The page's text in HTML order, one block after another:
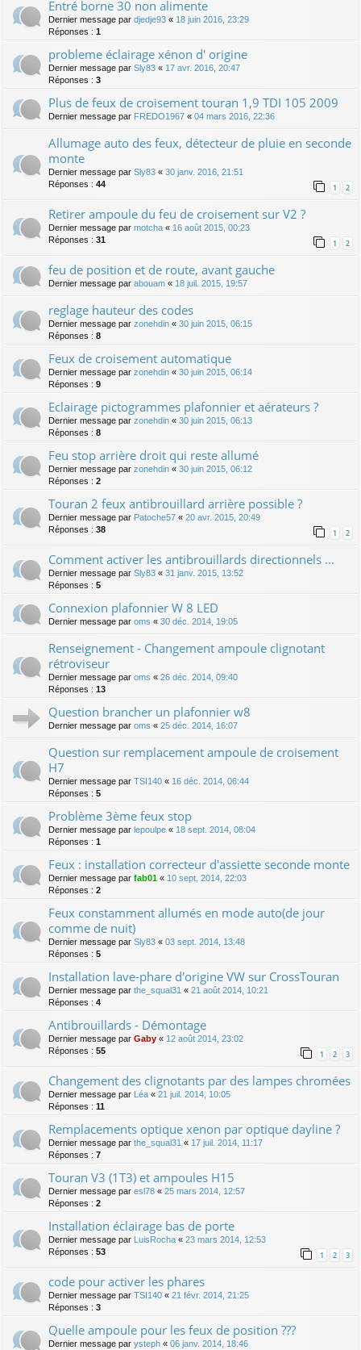
Entré borne 30 non alimente
Dernier message par djedje93 « 18 juin 2016, 23:29
Réponses : 1
probleme éclairage xénon d' origine
Dernier message par Sly83 « 17 avr. 2016, 20:47
Réponses : 3
Plus de feux de croisement touran 1,9 TDI 105 2009
Dernier message par FREDO1967 « 04 mars 2016, 22:36
Allumage auto des feux, détecteur de pluie en seconde
monte
Dernier message par Sly83 « 30 janv. 2016, 21:51
Réponses : 44 1 2
Retirer ampoule du feu de croisement sur V2 ?
Dernier message par motcha « 16 août 2015, 00:23
Réponses : 31 1 2
feu de position et de route, avant gauche
Dernier message par abouam « 18 juil. 2015, 19:57
reglage hauteur des codes
Dernier message par zonehdin « 30 juin 2015, 06:15
Réponses : 8
Feux de croisement automatique
Dernier message par zonehdin « 30 juin 2015, 06:14
Réponses : 9
Eclairage pictogrammes plafonnier et aérateurs ?
Dernier message par zonehdin « 30 juin 2015, 06:13
Réponses : 8
Feu stop arrière droit qui reste allumé
Dernier message par zonehdin « 30 juin 2015, 06:12
Réponses : 2
Touran 2 feux antibrouillard arrière possible ?
Dernier message par Patoche57 « 20 avr. 2015, 20:49
Réponses : 38 1 2
Comment activer les antibrouillards directionnels ...
Dernier message par Sly83 « 31 janv. 2015, 13:52
Réponses : 5
Connexion plafonnier W 8 LED
Dernier message par oms « 30 déc. 2014, 19:05
Renseignement - Changement ampoule clignotant
rétroviseur
Dernier message par oms « 26 déc. 2014, 09:40
Réponses : 13
Question brancher un plafonnier w8
Dernier message par oms « 25 déc. 2014, 16:07
Question sur remplacement ampoule de croisement
H7
Dernier message par TSI140 « 16 déc. 2014, 06:44
Réponses : 5
Problème 3ème feux stop
Dernier message par lepoulpe « 18 sept. 2014, 08:04
Réponses : 1
Feux : installation correcteur d'assiette seconde monte
Dernier message par fab01 « 10 sept. 2014, 22:03
Réponses : 2
Feux constamment allumés en mode auto(de jour
comme de nuit)
Dernier message par Sly83 « 03 sept. 2014, 13:48
Réponses : 5
Installation lave-phare d'origine VW sur CrossTouran
Dernier message par the_squal31 « 21 août 2014, 10:21
Réponses : 4
Antibrouillards - Démontage
Dernier message par Gaby « 12 août 2014, 23:02
Réponses : 55 1 2 3
Changement des clignotants par des lampes chromées
Dernier message par Léa « 21 juil. 2014, 10:05
Réponses : 11
Remplacements optique xenon par optique dayline ?
Dernier message par the_squal31 « 17 juil. 2014, 11:17
Réponses : 7
Touran V3 (1T3) et ampoules H15
Dernier message par esl78 « 25 mars 2014, 12:57
Réponses : 2
Installation éclairage bas de porte
Dernier message par LuisRocha « 23 mars 2014, 12:53
Réponses : 53 1 2 3
code pour activer les phares
Dernier message par TSI140 « 21 févr. 2014, 21:25
Réponses : 3
Quelle ampoule pour les feux de position ???
Dernier message par ysteph « 06 janv. 2014, 18:46